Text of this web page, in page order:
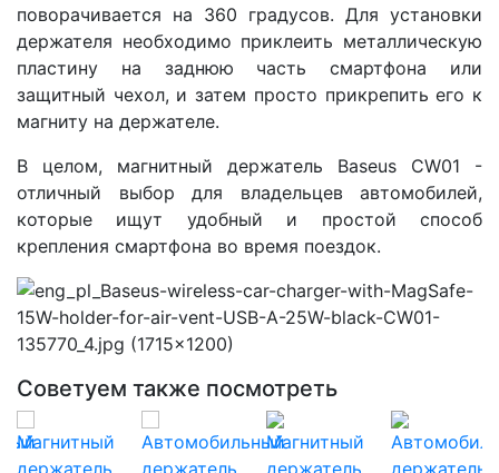
поворачивается на 360 градусов. Для установки
держателя необходимо приклеить металлическую
пластину на заднюю часть смартфона или
защитный чехол, и затем просто прикрепить его к
магниту на держателе.
В целом, магнитный держатель Baseus CW01 -
отличный выбор для владельцев автомобилей,
которые ищут удобный и простой способ
крепления смартфона во время поездок.
Советуем также посмотреть